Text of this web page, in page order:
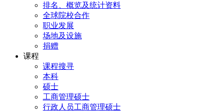
排名、概览及统计资料
全球院校合作
职业发展
场地及设施
捐赠
课程
课程搜寻
本科
硕士
工商管理硕士
行政人员工商管理硕士